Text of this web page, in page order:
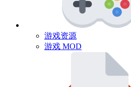
游戏资源
游戏 MOD